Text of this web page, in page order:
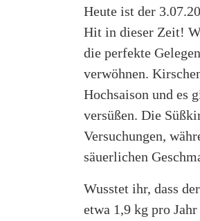
Heute ist der
Hit in dieser Zeit!
die perfekte
verwöhnen.
Hochsaison und es
versüßen. Die
Versuchungen,
säuerlichen
Wusstet ihr, dass
etwa 1,9 kg pro